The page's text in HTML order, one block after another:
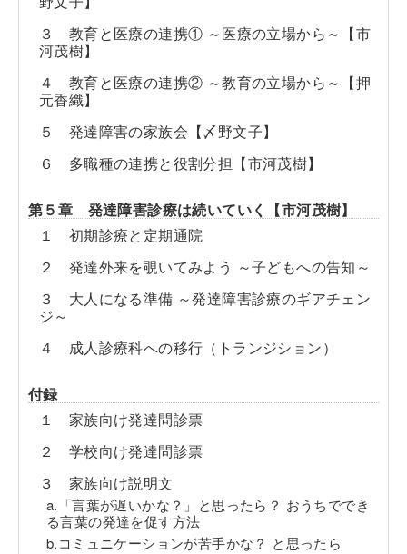
３ 教育と医療の連携① ～医療の立場から～【市
河茂樹】
４ 教育と医療の連携② ～教育の立場から～【押
元香織】
５ 発達障害の家族会【〆野文子】
６ 多職種の連携と役割分担【市河茂樹】
第５章 発達障害診療は続いていく【市河茂樹】
１ 初期診療と定期通院
２ 発達外来を覗いてみよう ～子どもへの告知～
３ 大人になる準備 ～発達障害診療のギアチェン
ジ～
４ 成人診療科への移行（トランジション）
付録
１ 家族向け発達問診票
２ 学校向け発達問診票
３ 家族向け説明文
a.「言葉が遅いかな？」と思ったら？ おうちででき
る言葉の発達を促す方法
b.コミュニケーションが苦手かな？ と思ったら